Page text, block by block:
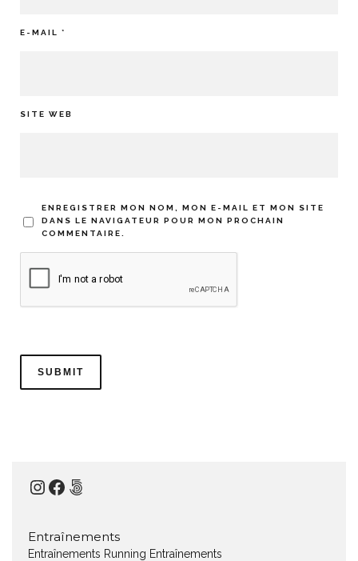
E-MAIL *
SITE WEB
ENREGISTRER MON NOM, MON E-MAIL ET MON SITE
DANS LE NAVIGATEUR POUR MON PROCHAIN
COMMENTAIRE.
Instagram
Facebook
500px
Entraînements
Entraînements Running Entraînements